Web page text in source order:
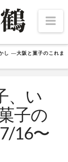
し ―大阪と菓子のこれま
、い
子の
16〜